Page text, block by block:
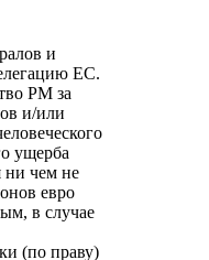
и
ЕС.
РМ за
и/или
ущерба
ни чем не
евро
в случае
(по праву)